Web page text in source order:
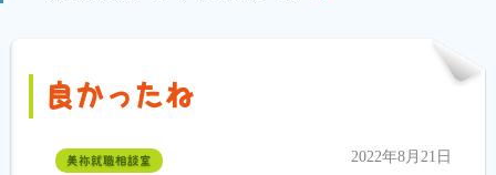
利用者の声
地域連携事業
良かったね
美祢就職相談室 2022年8月21日